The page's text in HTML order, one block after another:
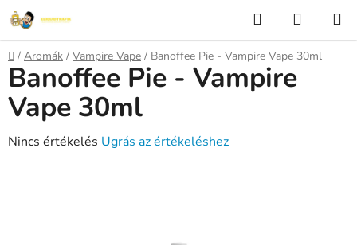
Ugrás
fő
tartalomhoz
KeresésKOSÁR
Kezdőlap
/ Aromák / Vampire Vape / Banoffee Pie - Vampire Vape 30ml
Banoffee Pie - Vampire
Vape 30ml
A
Nincs értékelés Ugrás az értékeléshez